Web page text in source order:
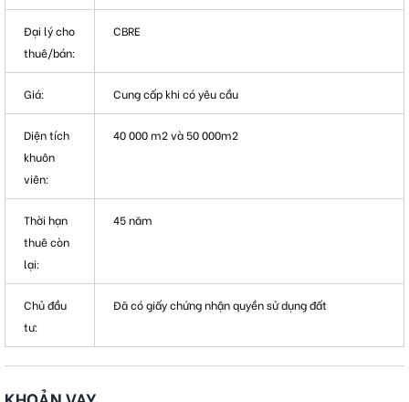
Đại lý cho
thuê/bán:
CBRE
Giá: Cung cấp khi có yêu cầu
Diện tích
khuôn
viên:
40 000 m2 và 50 000m2
Thời hạn
thuê còn
lại:
45 năm
Chủ đầu
tư:
Đã có giấy chứng nhận quyền sử dụng đất